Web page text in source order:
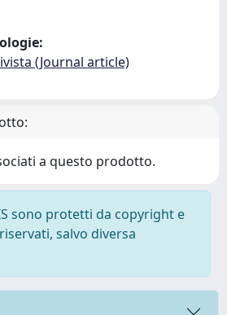
(Journal article)
a questo prodotto.
sono protetti da copyright e
salvo diversa